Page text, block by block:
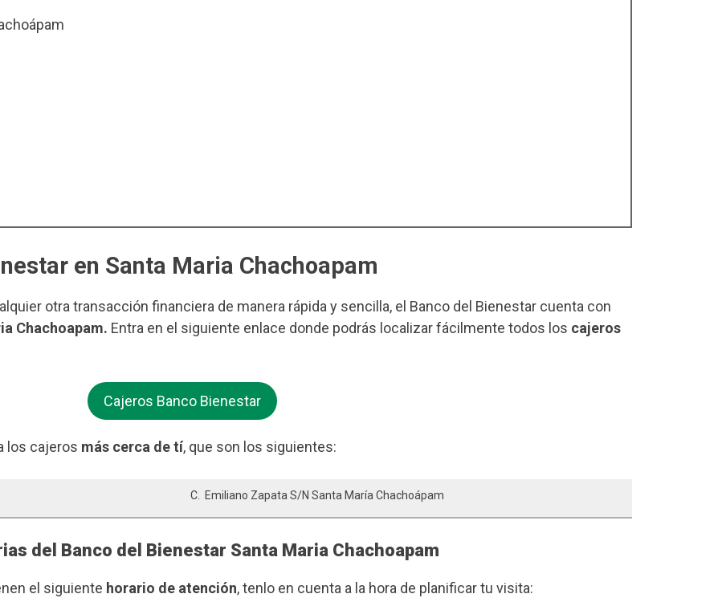
en Santa Maria Chachoapam
otra transacción financiera de manera rápida y sencilla, el Banco del Bienestar cuenta con
Chachoapam. Entra en el siguiente enlace donde podrás localizar fácilmente todos los cajeros
Cajeros Banco Bienestar
los cajeros más cerca de tí, que son los siguientes:
C. Emiliano Zapata S/n Santa María Chachoápam
del Banco del Bienestar Santa Maria Chachoapam
el siguiente horario de atención, tenlo en cuenta a la hora de planificar tu visita: